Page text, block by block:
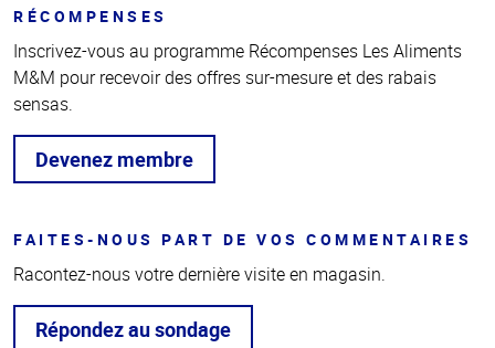
RÉCOMPENSES
Inscrivez-vous au programme Récompenses Les Aliments
M&M pour recevoir des offres sur-mesure et des rabais
sensas.
Devenez membre
FAITES-NOUS PART DE VOS COMMENTAIRES
Racontez-nous votre dernière visite en magasin.
Répondez au sondage